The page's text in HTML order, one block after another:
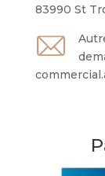
83990 St